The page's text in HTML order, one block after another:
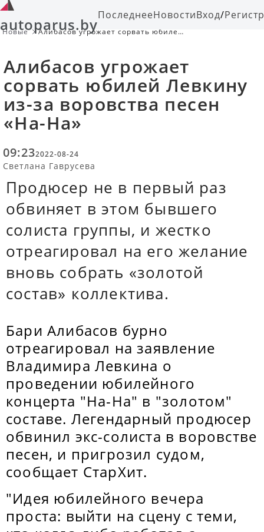
autoparus.byПоследнееНовостиВход/
Новые
Алибасов угрожает сорвать юбилей
Алибасов угрожает
сорвать юбилей Левкину
из-за воровства песен
«На-На»
09:232022-08-24
Светлана Гаврусева
Продюсер не в первый раз
обвиняет в этом бывшего
солиста группы, и жестко
отреагировал на его желание
вновь собрать «золотой
состав» коллектива.
Бари Алибасов бурно
отреагировал на заявление
Владимира Левкина о
проведении юбилейного
концерта "На-На" в "золотом"
составе. Легендарный продюсер
обвинил экс-солиста в воровстве
песен, и пригрозил судом,
сообщает СтарХит.
"Идея юбилейного вечера
проста: выйти на сцену с теми,